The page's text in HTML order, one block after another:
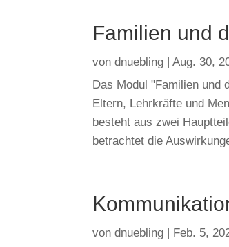
Familien und
vondnuebling |Aug. 30,
Das Modul "Familien und
Eltern, Lehrkräfte und
besteht aus zwei
betrachtet die
vondnuebling Feb. 5,